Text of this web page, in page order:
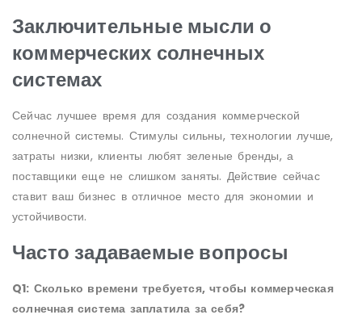
Заключительные мысли о
коммерческих солнечных
системах
Сейчас лучшее время для создания коммерческой
солнечной системы. Стимулы сильны, технологии лучше,
затраты низки, клиенты любят зеленые бренды, а
поставщики еще не слишком заняты. Действие сейчас
ставит ваш бизнес в отличное место для экономии и
устойчивости.
Часто задаваемые вопросы
Q1: Сколько времени требуется, чтобы коммерческая
солнечная система заплатила за себя?